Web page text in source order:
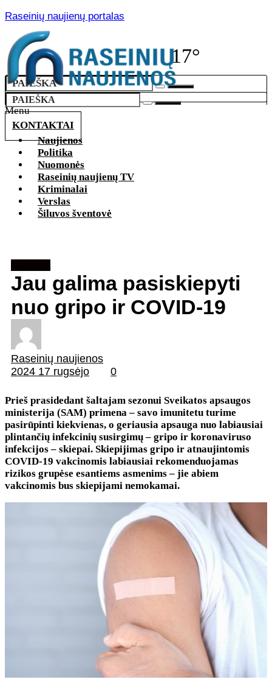
Raseinių naujienų portalas
17°
KONTAKTAI
Menu
Naujienos
Politika
Nuomonės
Raseinių naujienų TV
Kriminalai
Verslas
Šiluvos šventovė
Jau galima pasiskiepyti
nuo gripo ir COVID-19
Raseinių naujienos
2024 17 rugsėjo
0
Prieš prasidedant šaltajam sezonui Sveikatos apsaugos
ministerija (SAM) primena – savo imunitetu turime
pasirūpinti kiekvienas, o geriausia apsauga nuo labiausiai
plintančių infekcinių susirgimų – gripo ir koronaviruso
infekcijos – skiepai. Skiepijimas gripo ir atnaujintomis
COVID-19 vakcinomis labiausiai rekomenduojamas
rizikos grupėse esantiems asmenims – jie abiem
vakcinomis bus skiepijami nemokamai.